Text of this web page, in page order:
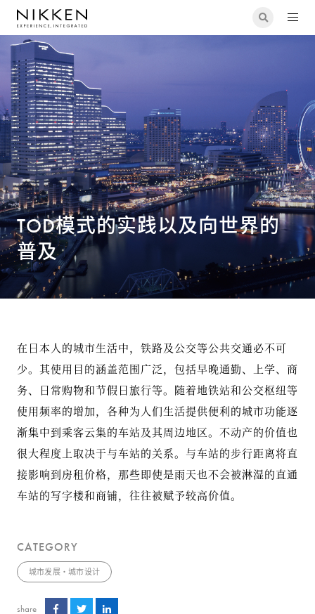
TOD模式的实践以及向世界的普及
TOD模式的实践以及向世界的
普及
在日本人的城市生活中，铁路及公交等公共交通必不可
少。其使用目的涵盖范围广泛，包括早晚通勤、上学、商
务、日常购物和节假日旅行等。随着地铁站和公交枢纽等
使用频率的增加，各种为人们生活提供便利的城市功能逐
渐集中到乘客云集的车站及其周边地区。不动产的价值也
很大程度上取决于与车站的关系。与车站的步行距离将直
接影响到房租价格，那些即使是雨天也不会被淋湿的直通
车站的写字楼和商铺，往往被赋予较高价值。
CATEGORY
城市发展・城市设计
share